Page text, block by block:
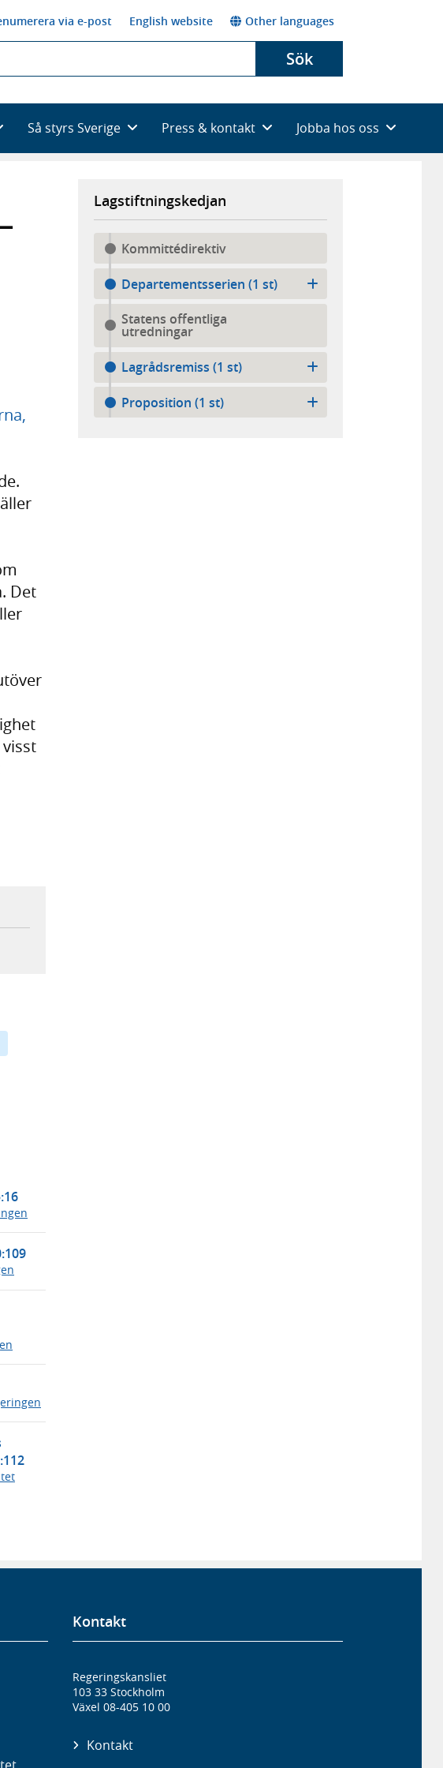
via e-post English website Other languages
Sök
Så styrs Sverige Press & kontakt Jobba hos oss
Det
Lagstiftningskedjan
Kommittédirektiv
Departementsserien (1 st)
Statens offentliga
utredningar
Lagrådsremiss (1 st)
Proposition (1 st)
Kontakt
Regeringskansliet
103 33 Stockholm
Växel 08-405 10 00
Kontakt